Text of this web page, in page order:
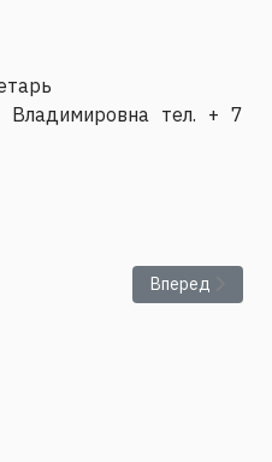
Владимировна тел. + 7
физики плазмы»
Следующий:
Вперед